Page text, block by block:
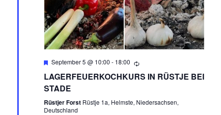
Empfohlen
September 5 @ 10:00 - 18:00
LAGERFEUERKOCHKURS IN RÜSTJE BEI
STADE
Rüstjer Forst Rüstje 1a, Helmste, Niedersachsen,
Deutschland